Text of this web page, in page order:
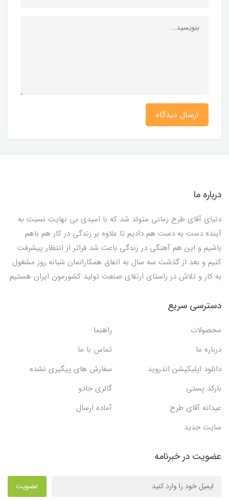
ارسال دیدگاه
درباره ما
دنیای آقای طرح زمانی متولد شد که با امیدی بی نهایت نسبت به
آینده دست به دست هم دادیم تا علاوه بر زندگی در کار هم باهم
باشیم و این هم آهنگی در زندگی باعث شد فراتر از انتظار پیشرفت
کنیم و بعد از گذشت سه سال به اتفاق همکارانمان شبانه روز مشغول
به کار و تلاش در راستای ارتقای صنعت تولید کشورمون ایران هستیم
دسترسی سریع
محصولات
راهنما
درباره ما
تماس با ما
دانلود اپلیکیشن اندروید
سفارش های پیگیری نشده
بارکد پستی
گالری جادو
عیدانه آقای طرح
آماده ارسال
سایت جدید
عضویت در خبرنامه
عضویت